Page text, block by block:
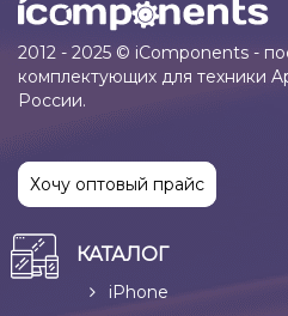
2012 - 2025 © iComponents -
комплектующих для техники
России.
Хочу оптовый прайс
КАТАЛОГ
iPhone